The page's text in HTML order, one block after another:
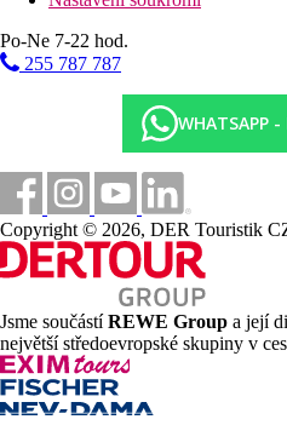
Po-Ne 7-22 hod.
255 787 787
WHATSAPP
Copyright © 2026, DER Touristik
Jsme součástíREWE Group a její
největší středoevropské skupiny v